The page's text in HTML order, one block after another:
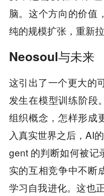
脑。这个方向的价值
纯的规模扩张，重新
Neosoul与未来
这引出了一个更大的
发生在模型训练阶段
组织概念，怎样形成
入真实世界之后，AI
gent 的判断如何被记
实的互相竞争中不断
学习自我进化。这也